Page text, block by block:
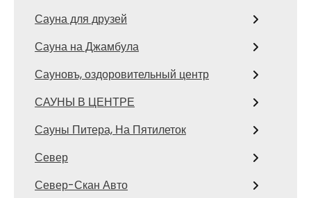
Сауна для друзей
Сауна на Джамбула
Сауновъ, оздоровительный центр
САУНЫ В ЦЕНТРЕ
Сауны Питера, На Пятилеток
Север
Север-Скан Авто